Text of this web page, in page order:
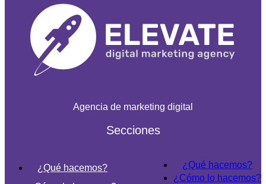
Agencia de marketing digital
Secciones
¿Qué hacemos?
¿Qué hacemos?
¿Cómo lo hacemos?